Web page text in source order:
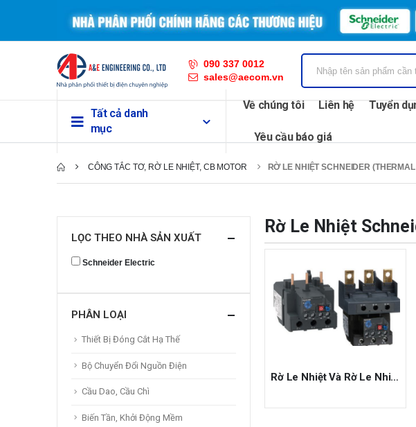
090 337 0012
sales@aecom.vn
Tất cả danh
mục
Về chúng tôi Liên hệ Tuyển
Yêu cầu báo giá
CÔNG TẮC TƠ, RỜ LE NHIỆT, CB MOTOR RỜ LE NHIỆT SCHNEIDER
Rờ Le Nhiệt
Rờ Le Nhiệt Và Rờ Le Nhiệt Điện Tử (EOCR)
LỌC THEO NHÀ SẢN XUẤT
Schneider Electric
PHÂN LOẠI
Thiết Bị Đóng Cắt Hạ Thế
Bộ Chuyển Đổi Nguồn Điện
Cầu Dao, Cầu Chì
Biến Tần, Khởi Động Mềm